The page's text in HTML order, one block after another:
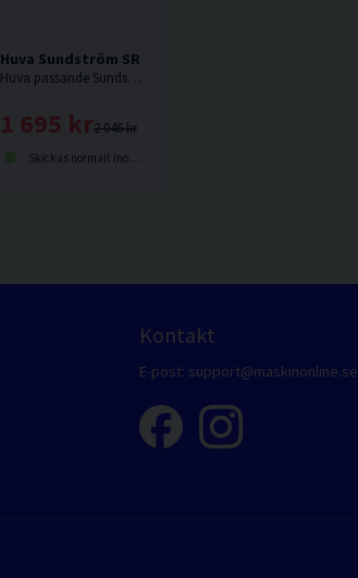
Huva Sundström SR 520
Huva passande Sundström SR 500 / SR 700.
2 046 kr
1 695 kr
Skickas normalt inom 2-5 dagar
Kontakt
E-post: support@maskinonline.se